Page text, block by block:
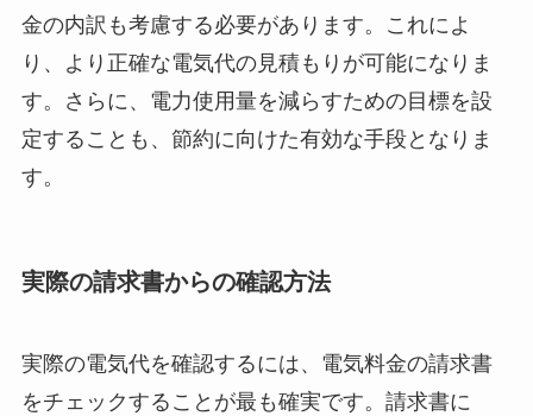
金の内訳も考慮する必要があります。これによ
り、より正確な電気代の見積もりが可能になりま
す。さらに、電力使用量を減らすための目標を設
定することも、節約に向けた有効な手段となりま
す。
実際の請求書からの確認方法
実際の電気代を確認するには、電気料金の請求書
をチェックすることが最も確実です。請求書に